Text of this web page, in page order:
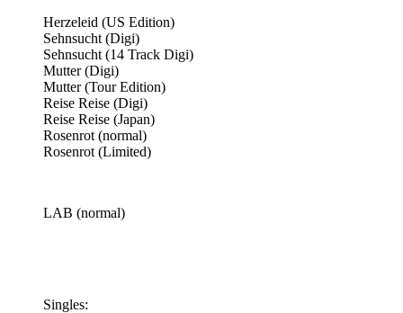
Herzeleid (US Edition)
Sehnsucht (Digi)
Sehnsucht (14 Track Digi)
Mutter (Digi)
Mutter (Tour Edition)
Reise Reise (Digi)
Reise Reise (Japan)
Rosenrot (normal)
Rosenrot (Limited)
LAB (normal)
Singles: